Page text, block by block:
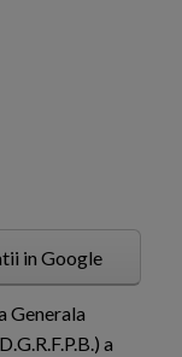
in Google
Generala
a